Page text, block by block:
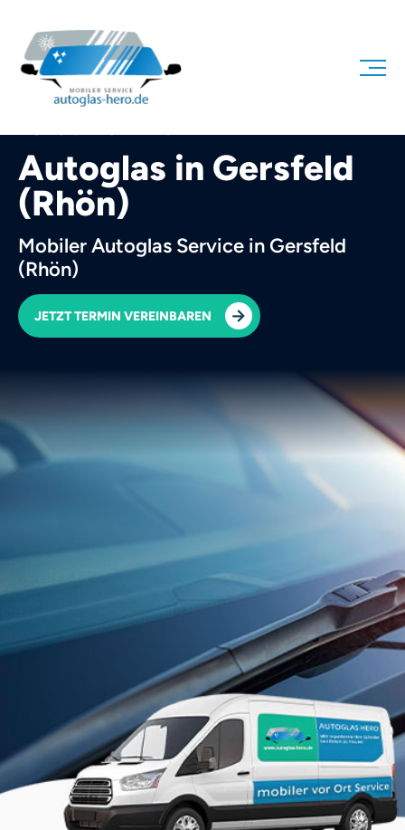
Autoglas in Gersfeld
(Rhön)
Mobiler Autoglas Service in Gersfeld
(Rhön)
JETZT TERMIN VEREINBAREN